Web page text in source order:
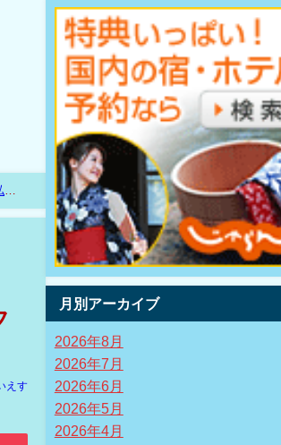
えす
月別アーカイブ
2026年8月
2026年7月
2026年6月
2026年5月
2026年4月